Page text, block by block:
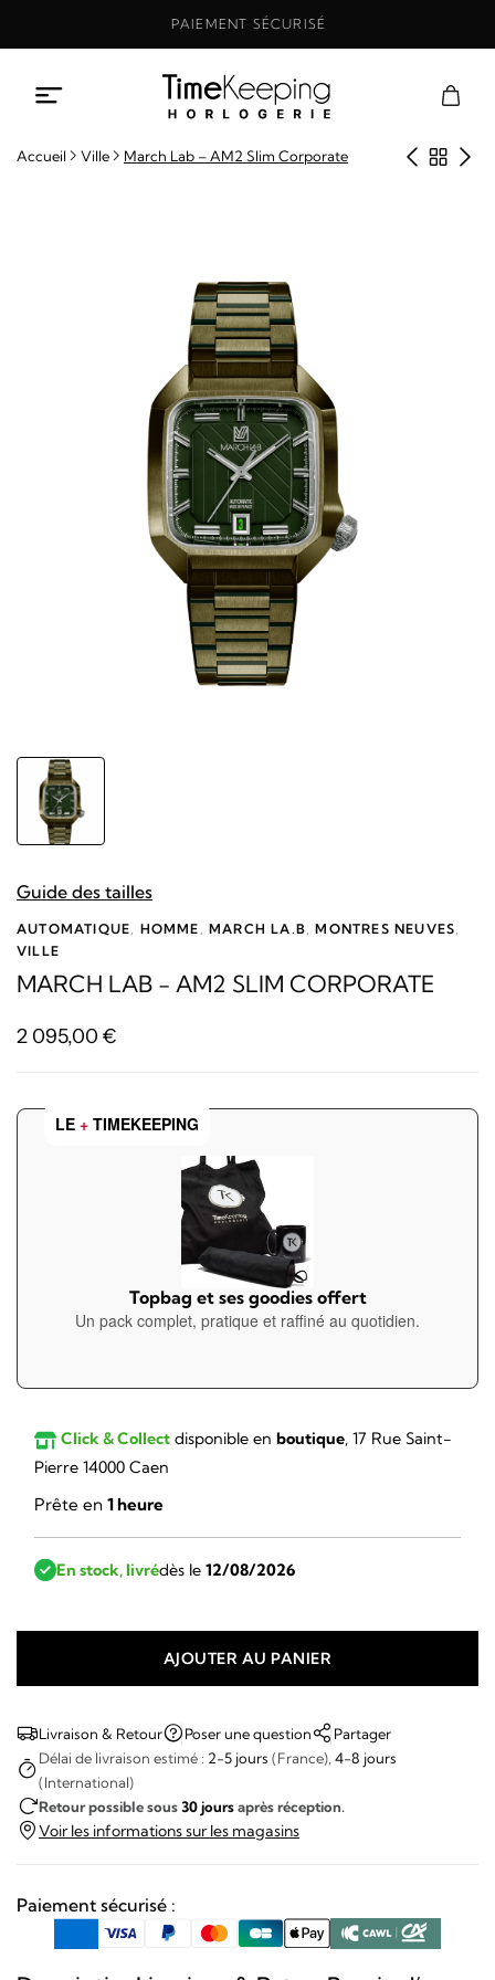
PAIEMENT SÉCURISÉ
Accueil Ville March Lab – AM2 Slim Corporate
Guide des tailles
AUTOMATIQUE, HOMME ,MARCH LA.B,MONTRES NEUVES,
VILLE
MARCH LAB - AM2 SLIM CORPORATE
2 095,00 €
LE + TIMEKEEPING
Topbag et ses goodies offert
Un pack complet, pratique et raffiné au quotidien.
Click & Collect disponible en boutique, 17 Rue Saint-
Pierre 14000 Caen
Prête en 1 heure
En stock, livrédès le 12/08/2026
March
Lab
AM2
Slim
AJOUTER AU PANIER
Livraison & Retour Poser une question
Partager
Délai de livraison estimé : 2-5 jours (France), 4-8 jours
(International)
Retour possible sous30 joursaprès réception.
Voir les informations sur les magasins
Paiement sécurisé :